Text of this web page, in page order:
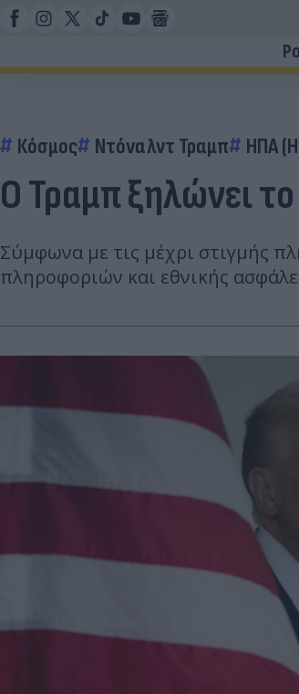
Κόσμος Ντόναλντ Τραμπ ΗΠΑ
Ο Τραμπ ξηλώνει
Σύμφωνα με τις μέχρι στιγμής
πληροφοριών και εθνικής